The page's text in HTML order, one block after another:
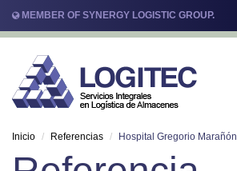
MEMBER OF SYNERGY LOGISTIC GROUP.
Inicio Referencias Hospital Gregorio Marañón